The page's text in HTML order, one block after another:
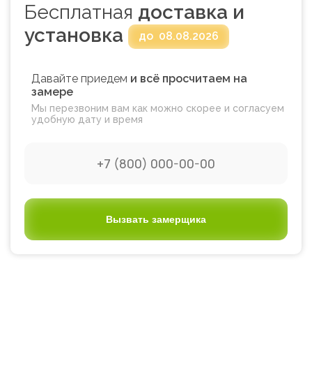
Бесплатная доставка и
установка
до 08.08.2026
Давайте приедем и всё просчитаем на
замере
Мы перезвоним вам как можно скорее и согласуем
удобную дату и время
Вызвать замерщика